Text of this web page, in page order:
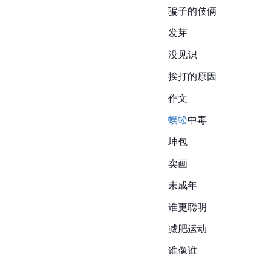
骗子的伎俩
发芽
没见识
挨打的原因
作文
蜈蚣中毒
坤包
卖画
未成年
谁更聪明
减肥运动
谁像谁